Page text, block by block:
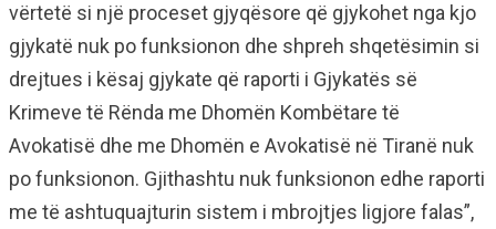
vërtetë si një proceset gjyqësore që gjykohet nga kjo
gjykatë nuk po funksionon dhe shpreh shqetësimin si
drejtues i kësaj gjykate që raporti i Gjykatës së
Krimeve të Rënda me Dhomën Kombëtare të
Avokatisë dhe me Dhomën e Avokatisë në Tiranë nuk
po funksionon. Gjithashtu nuk funksionon edhe raporti
me të ashtuquajturin sistem i mbrojtjes ligjore falas”,